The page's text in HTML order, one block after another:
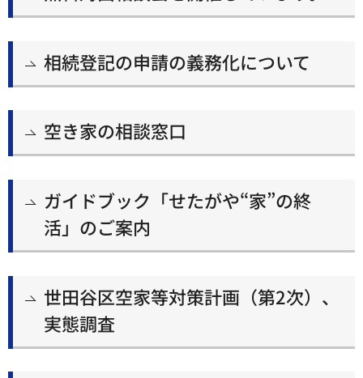
相続登記の申請の義務化について
空き家の相談窓口
ガイドブック「せたがや“家”の終
活」のご案内
世田谷区空家等対策計画（第2次）、
実態調査